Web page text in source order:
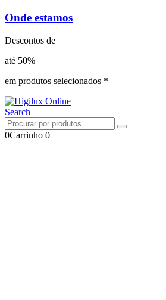
Onde estamos
Descontos de
até 50%
em produtos selecionados *
Search
0Carrinho 0